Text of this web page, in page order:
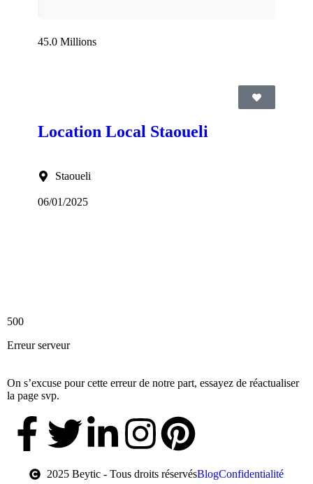
45.0 Millions
Location Local Staoueli
Staoueli
06/01/2025
500
Erreur serveur
On s’excuse pour cette erreur de notre part, essayez de réactualiser
la page svp.
2025 Beytic - Tous droits réservésBlogConfidentialité